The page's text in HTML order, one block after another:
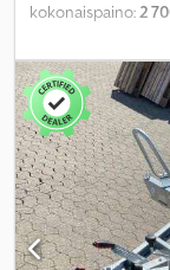
kokonaispaino:2
,
350 mm,
1 260 mm,